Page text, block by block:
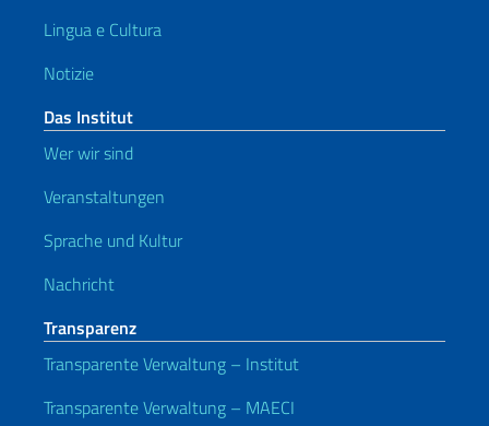
Lingua e Cultura
Notizie
Das Institut
Wer wir sind
Veranstaltungen
Sprache und Kultur
Nachricht
Transparenz
Transparente Verwaltung – Institut
Transparente Verwaltung – MAECI